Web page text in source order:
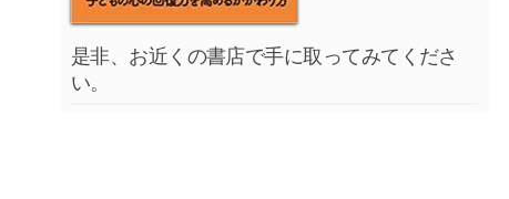
是非、お近くの書店で手に取ってみてくださ
い。